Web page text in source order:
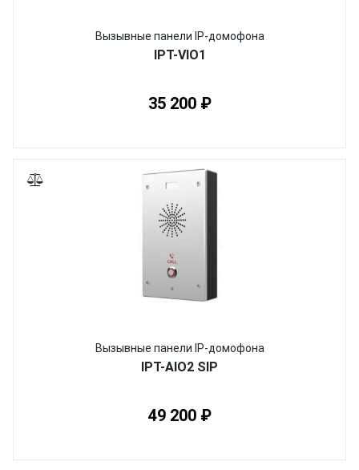
Вызывные панели IP-домофона
IPT-VIO1
35 200 ₽
Вызывные панели IP-домофона
IPT-AIO2 SIP
49 200 ₽